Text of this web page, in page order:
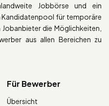
Jobbörse und ein
für temporäre
die Möglichkeiten,
aus allen Bereichen zu
Für Bewerber
Übersicht